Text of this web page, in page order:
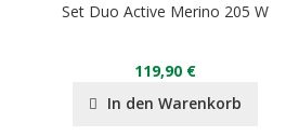
Set Duo Active Merino 205 W
119,90 €
In den Warenkorb